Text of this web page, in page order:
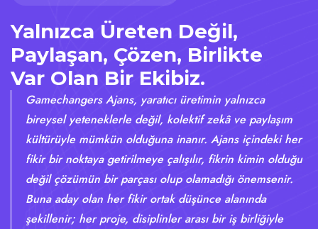
Yalnızca Üreten Değil,
Paylaşan, Çözen, Birlikte
Var Olan Bir Ekibiz.
Gamechangers Ajans, yaratıcı üretimin yalnızca
bireysel yeteneklerle değil, kolektif zekâ ve paylaşım
kültürüyle mümkün olduğuna inanır. Ajans içindeki her
fikir bir noktaya getirilmeye çalışılır, fikrin kimin olduğu
değil çözümün bir parçası olup olamadığı önemsenir.
Buna aday olan her fikir ortak düşünce alanında
şekillenir; her proje, disiplinler arası bir iş birliğiyle